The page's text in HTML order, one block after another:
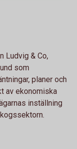
Ludvig & Co,
som
planer och
av ekonomiska
inställning